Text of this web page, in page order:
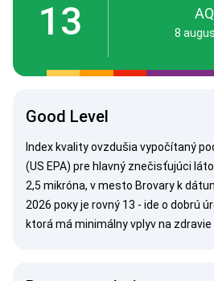
13 8
Good Level
Index kvality ovzdušia vypočítaný
(US EPA) pre hlavný znečisťujúci
2,5 mikróna, v mesto Brovary k
2026 року je rovný 13 - ide o dobrú
ktorá má minimálny vplyv na zdravie